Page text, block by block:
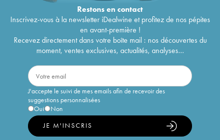
Restons encontact
Inscrivez-vous à la newsletter iDealwine et profitez de nos pépites
en avant-première !
Recevez directement dans votre boîte mail : nos découvertes du
moment, ventes exclusives, actualités, analyses...
J'accepte le suivi de mes emails afin de recevoir des
suggestions personnalisées
Oui
Non
JE M'INSCRIS